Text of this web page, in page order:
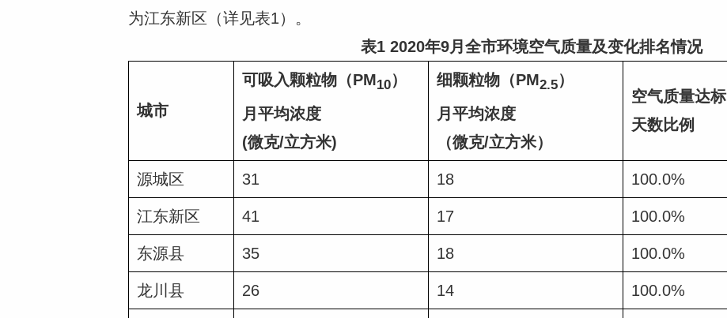
为江东新区（详见表1）。
表1 2020年9月全市环境空气质量及变化排名情况
城市
可吸入颗粒物（PM10）
月平均浓度
(微克/立方米)
细颗粒物（PM2.5）
月平均浓度
（微克/立方米）
空气质量达标
天数比例
源城区 31 18 100.0%
江东新区 41 17 100.0%
东源县 35 18 100.0%
龙川县 26 14 100.0%